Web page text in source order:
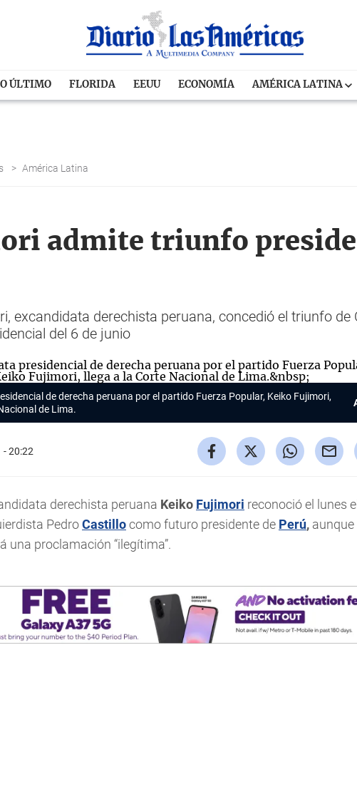
ÚLTIMO FLORIDA EEUU ECONOMÍA AMÉRICA LATINA
> América Latina
admite triunfo
excandidata derechista peruana, concedió el triunfo
del 6 de junio
de derecha peruana por el partido Fuerza Popular, Keiko Fujimori,
de Lima.
- 20:22
derechista peruana Keiko Fujimori reconoció el lunes el
PedroCastillocomo futuro presidente de Perú, aunque
una proclamación “ilegítima”.